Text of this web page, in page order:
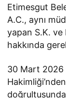
Etimesgut
A.C., aynı
yapan S.K. ve
hakkında
30 Mart 2026